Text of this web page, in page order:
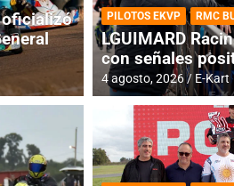
oficializó
PILOTOS EKVP RMC
LGUIMARD
con señales
4 agosto, 2026 E-Kart